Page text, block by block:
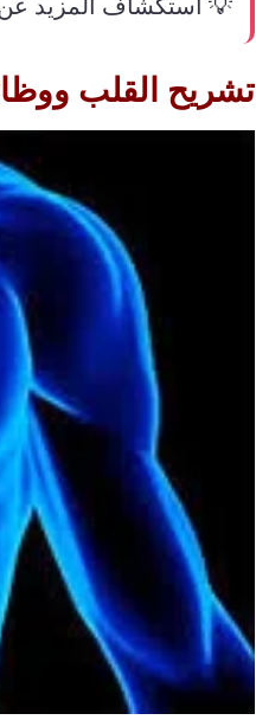
💡 استكشاف المزيد
تشريح القلب